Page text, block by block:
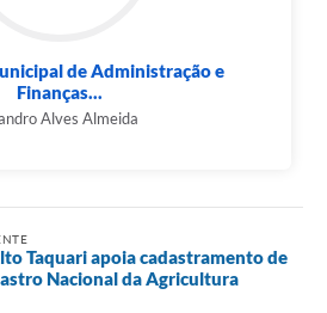
de Administração e
Finanças...
Alves Almeida
Taquari apoia cadastramento de
Nacional da Agricultura